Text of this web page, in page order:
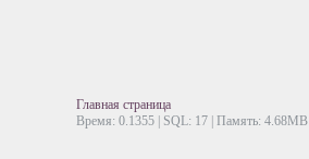
Главная страница
Время: 0.1355 | SQL: 17 | Память: 4.68MB